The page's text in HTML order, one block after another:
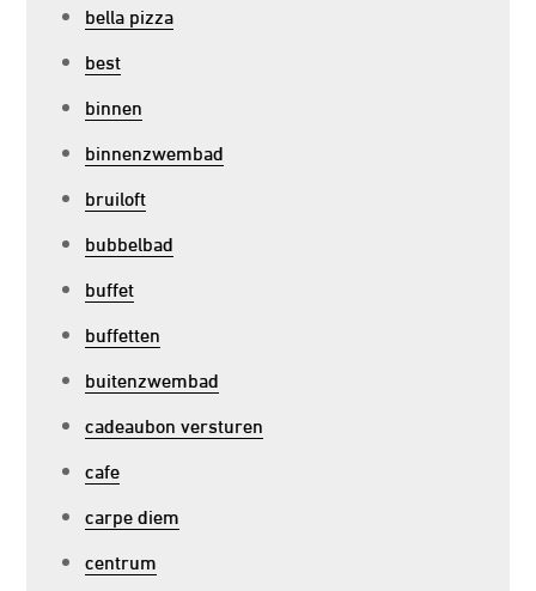
bella pizza
best
binnen
binnenzwembad
bruiloft
bubbelbad
buffet
buffetten
buitenzwembad
cadeaubon versturen
cafe
carpe diem
centrum